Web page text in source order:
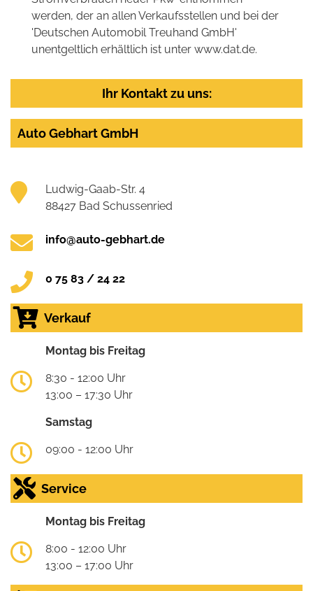
werden, der an allen Verkaufsstellen und bei der
'Deutschen Automobil Treuhand GmbH'
unentgeltlich erhältlich ist unter www.dat.de.
Ihr Kontakt zu uns:
Auto Gebhart GmbH
Ludwig-Gaab-Str. 4
88427 Bad Schussenried
info@auto-gebhart.de
0 75 83 / 24 22
Verkauf
Montag bis Freitag
8:30 - 12:00 Uhr
13:00 – 17:30 Uhr
Samstag
09:00 - 12:00 Uhr
Service
Montag bis Freitag
8:00 - 12:00 Uhr
13:00 – 17:00 Uhr